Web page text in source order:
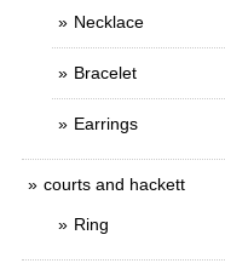
Necklace
Bracelet
Earrings
courts and hackett
Ring